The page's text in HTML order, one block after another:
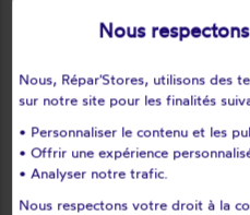
Le tertre-saint-denis
Les bréviaires
Les essarts-le-roi
Les mesnuls
Lévis-saint-nom
Limetz-villez
Nous
Nous, Répar'Stores, utilisons des
sur notre site pour les finalités
• Personnaliser le contenu et les
• Offrir une expérience
• Analyser notre trafic.
Nous respectons votre droit à la